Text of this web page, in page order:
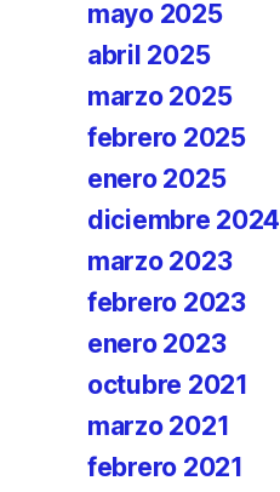
mayo 2025
abril 2025
marzo 2025
febrero 2025
enero 2025
diciembre 2024
marzo 2023
febrero 2023
enero 2023
octubre 2021
marzo 2021
febrero 2021